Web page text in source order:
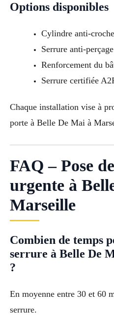
Options disponibles
Cylindre anti-
Serrure anti-perçage
Renforcement du
Serrure certifiée
Chaque installation vise à
porte à Belle De Mai à
FAQ – Pose
urgente à
Marseille
Combien de temps
serrure à Belle De
?
En moyenne entre 30 et 60
serrure.